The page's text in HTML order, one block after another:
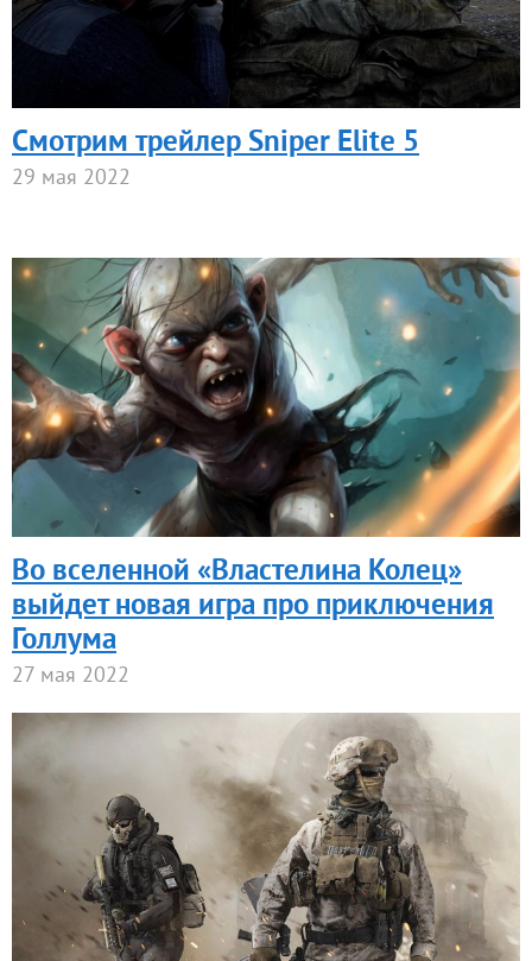
Смотрим трейлер Sniper Elite 5
29 мая 2022
Во вселенной «Властелина Колец»
выйдет новая игра про приключения
Голлума
27 мая 2022